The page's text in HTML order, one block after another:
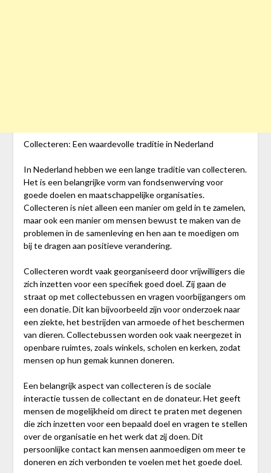
Collecteren: Een waardevolle traditie in Nederland
In Nederland hebben we een lange traditie van collecteren.
Het is een belangrijke vorm van fondsenwerving voor
goede doelen en maatschappelijke organisaties.
Collecteren is niet alleen een manier om geld in te zamelen,
maar ook een manier om mensen bewust te maken van de
problemen in de samenleving en hen aan te moedigen om
bij te dragen aan positieve verandering.
Collecteren wordt vaak georganiseerd door vrijwilligers die
zich inzetten voor een specifiek goed doel. Zij gaan de
straat op met collectebussen en vragen voorbijgangers om
een donatie. Dit kan bijvoorbeeld zijn voor onderzoek naar
een ziekte, het bestrijden van armoede of het beschermen
van dieren. Collectebussen worden ook vaak neergezet in
openbare ruimtes, zoals winkels, scholen en kerken, zodat
mensen op hun gemak kunnen doneren.
Een belangrijk aspect van collecteren is de sociale
interactie tussen de collectant en de donateur. Het geeft
mensen de mogelijkheid om direct te praten met degenen
die zich inzetten voor een bepaald doel en vragen te stellen
over de organisatie en het werk dat zij doen. Dit
persoonlijke contact kan mensen aanmoedigen om meer te
doneren en zich verbonden te voelen met het goede doel.